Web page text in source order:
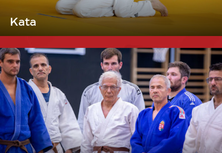
Kata